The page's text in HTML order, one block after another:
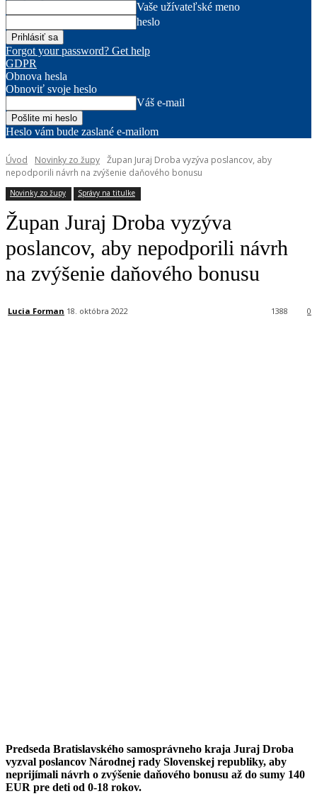
Vaše užívateľské meno
heslo
Forgot your password? Get help
GDPR
Obnova hesla
Obnoviť svoje heslo
Váš e-mail
Heslo vám bude zaslané e-mailom
Úvod Novinky zo župy Župan Juraj Droba vyzýva poslancov, aby
nepodporili návrh na zvýšenie daňového bonusu
Novinky zo župy Správy na titulke
Župan Juraj Droba vyzýva
poslancov, aby nepodporili návrh
na zvýšenie daňového bonusu
Lucia Forman 18. októbra 2022 0
1388
Predseda Bratislavského samosprávneho kraja Juraj Droba
vyzval poslancov Národnej rady Slovenskej republiky, aby
neprijímali návrh o zvýšenie daňového bonusu až do sumy 140
EUR pre deti od 0-18 rokov.